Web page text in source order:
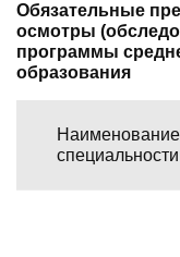
Обязательные
осмотры
программы
образования
Наименование
специальности